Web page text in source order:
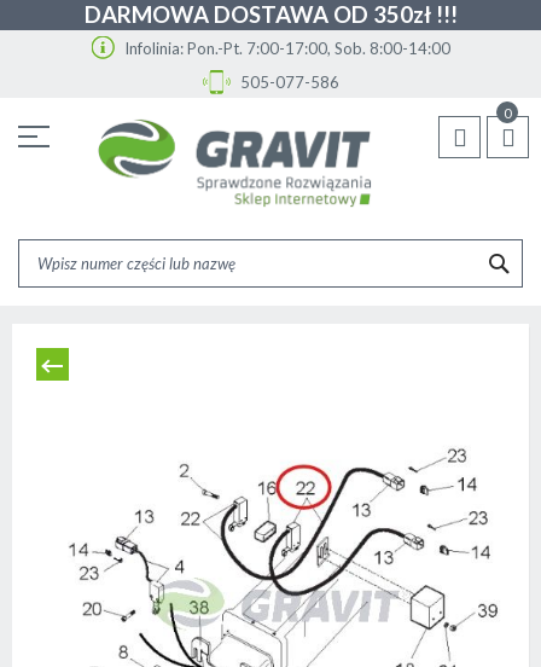
DARMOWA DOSTAWA OD 350zł !!!
Infolinia: Pon.-Pt. 7:00-17:00, Sob. 8:00-14:00
505-077-586
treści
0